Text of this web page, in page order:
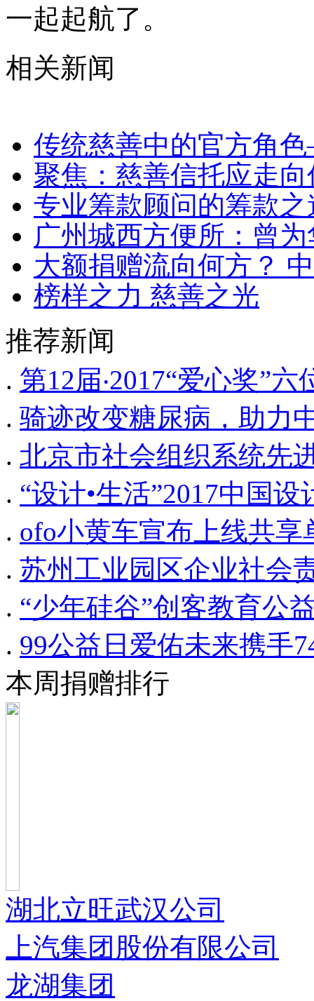
一起起航了。
相关新闻
传统慈善中的官方角
聚焦：慈善信托应走
专业筹款顾问的筹款之
广州城西方便所：曾
大额捐赠流向何方？
榜样之力 慈善之光
推荐新闻
. 第12届‧2017“爱心奖”
. 骑迹改变糖尿病，助力
. 北京市社会组织系统先
. “设计•生活”2017中国
. ofo小黄车宣布上线共
. 苏州工业园区企业社会
. “少年硅谷”创客教育公
. 99公益日爱佑未来携手
本周捐赠排行
湖北立旺武汉公司
上汽集团股份有限公司
龙湖集团